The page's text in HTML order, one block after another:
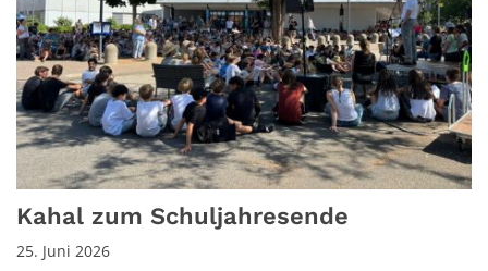
Kahal zum Schuljahresende
25. Juni 2026